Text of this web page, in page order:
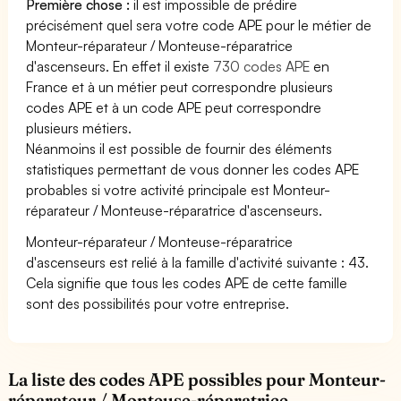
Première chose : il est impossible de prédire
précisément quel sera votre code APE pour le métier de
Monteur-réparateur / Monteuse-réparatrice
d'ascenseurs. En effet il existe 730 codes APE en
France et à un métier peut correspondre plusieurs
codes APE et à un code APE peut correspondre
plusieurs métiers.
Néanmoins il est possible de fournir des éléments
statistiques permettant de vous donner les codes APE
probables si votre activité principale est Monteur-
réparateur / Monteuse-réparatrice d'ascenseurs.
Monteur-réparateur / Monteuse-réparatrice
d'ascenseurs est relié à la famille d'activité suivante : 43.
Cela signifie que tous les codes APE de cette famille
sont des possibilités pour votre entreprise.
La liste des codes APE possibles pour Monteur-